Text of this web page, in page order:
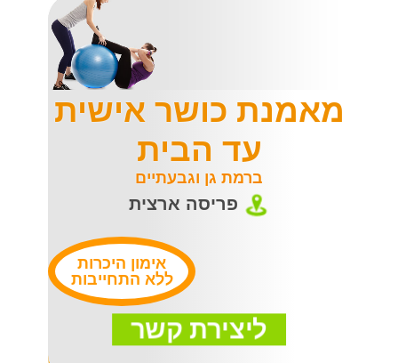
מאמנת כושר אישית
עד הבית
ברמת גן וגבעתיים
פריסה ארצית
אימון היכרות
ללא התחייבות
ליצירת קשר